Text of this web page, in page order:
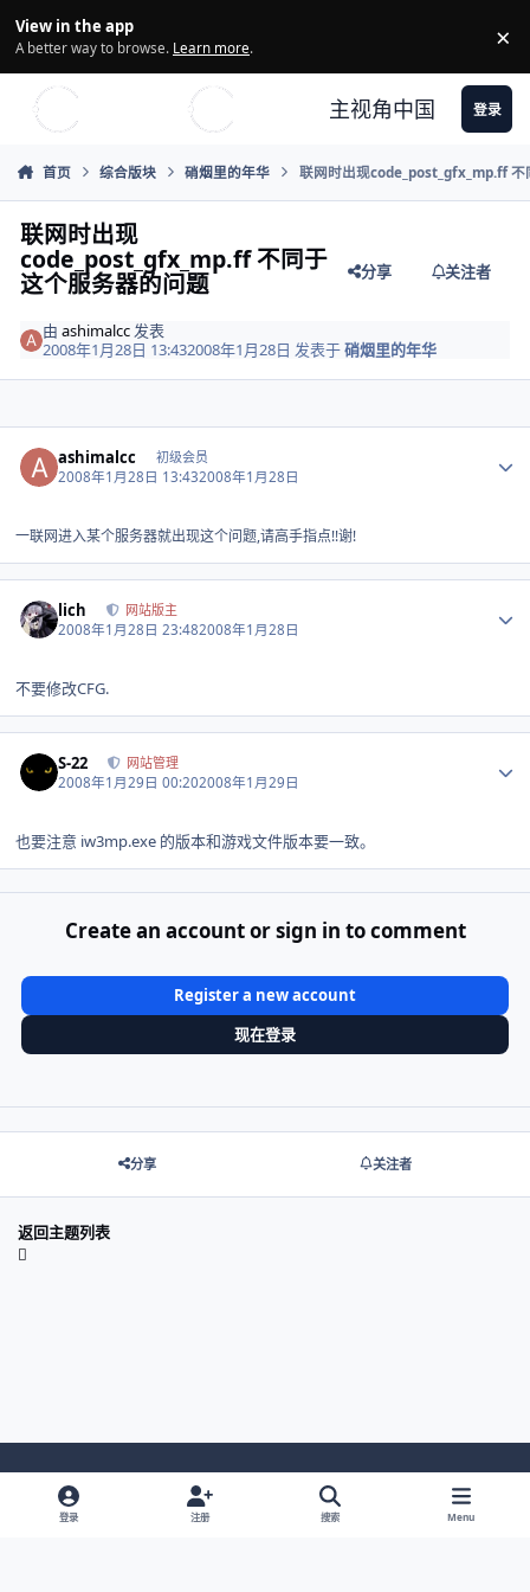
View in the app
A better way to browse. Learn more. ×
主视角中国 登录
首页 综合版块 硝烟里的年华 联网时出现code_post_gfx_mp.ff 不
联网时出现
code_post_gfx_mp.ff 不同于
这个服务器的问题 分享 关注者
由ashimalcc 发表
2008年1月28日 13:432008年1月28日 发表于硝烟里的年华
ashimalcc 初级会员
2008年1月28日 13:432008年1月28日
一联网进入某个服务器就出现这个问题,请高手指点!!谢!
lich 网站版主
2008年1月28日 23:482008年1月28日
不要修改CFG.
S-22 网站管理
2008年1月29日 00:202008年1月29日
也要注意 iw3mp.exe 的版本和游戏文件版本要一致。
Create an account or sign in to comment
Register a new account
现在登录
分享 关注者
返回主题列表
Light ModeDark ModeSystem Preference
登录 注册 搜索 Menu